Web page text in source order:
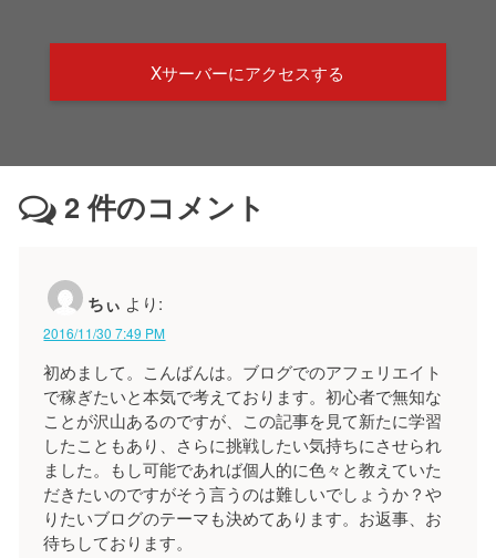
Xサーバーにアクセスする
2件のコメント
ちぃ より:
2016/11/30 7:49 PM
初めまして。こんばんは。ブログでのアフェリエイト
で稼ぎたいと本気で考えております。初心者で無知な
ことが沢山あるのですが、この記事を見て新たに学習
したこともあり、さらに挑戦したい気持ちにさせられ
ました。もし可能であれば個人的に色々と教えていた
だきたいのですがそう言うのは難しいでしょうか？や
りたいブログのテーマも決めてあります。お返事、お
待ちしております。